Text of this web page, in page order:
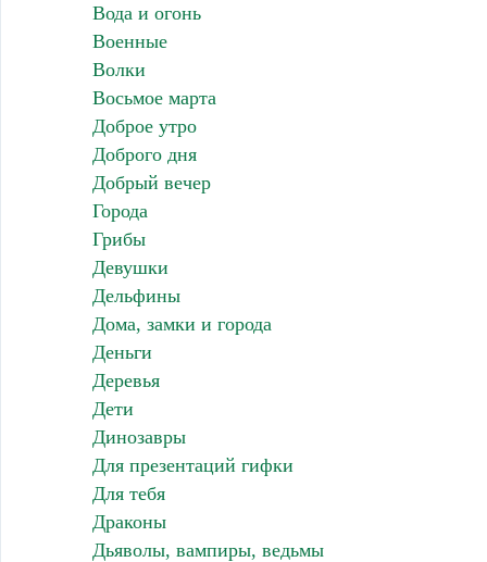
Вода и огонь
Военные
Волки
Восьмое марта
Доброе утро
Доброго дня
Добрый вечер
Города
Грибы
Девушки
Дельфины
Дома, замки и города
Деньги
Деревья
Дети
Динозавры
Для презентаций гифки
Для тебя
Драконы
Дьяволы, вампиры, ведьмы